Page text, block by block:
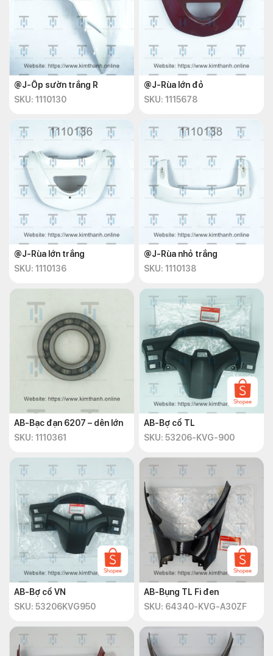
@J-Ốp sườn trắng R
SKU: 1110130
@J-Rùa lớn đỏ
SKU: 1115678
@J-Rùa lớn trắng
SKU: 1110136
@J-Rùa nhỏ trắng
SKU: 1110138
AB-Bạc đạn 6207 – dên lớn
SKU: 1110361
AB-Bợ cổ TL
SKU: 53206-KVG-900
AB-Bợ cổ VN
SKU: 53206KVG950
AB-Bụng TL Fi đen
SKU: 64340-KVG-A30ZF